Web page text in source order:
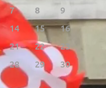
7 8
9
14 15
16
21 22
23
28 29
30